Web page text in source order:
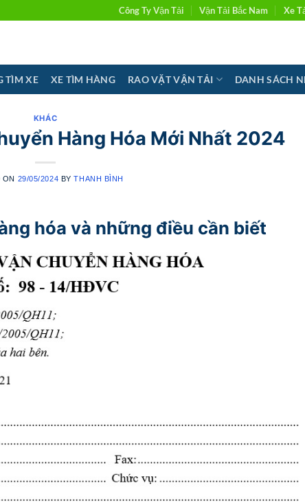
Công Ty Vận Tải Vận Tải Bắc Nam Xe
TÌM XE XE TÌM HÀNG RAO VẶT VẬN TẢI DANH SÁCH
KHÁC
Hàng Hóa Mới Nhất 2024
ON 29/05/2024 BYTHANH BÌNH
hóa và những điều cần biết